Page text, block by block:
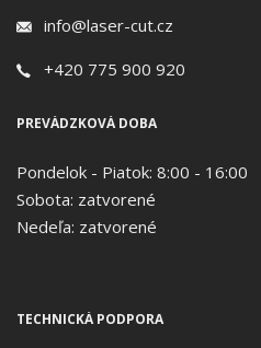
info@laser-cut.cz
+420 775 900 920
PREVÁDZKOVÁ DOBA
Pondelok - Piatok: 8:00 - 16:00
Sobota: zatvorené
Nedeľa: zatvorené
TECHNICKÁ PODPORA